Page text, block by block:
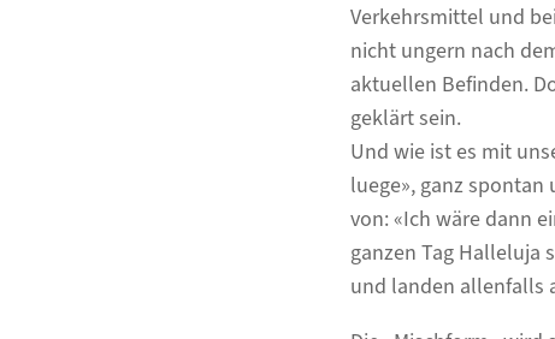
Verkehrsmittel und
nicht ungern nach
aktuellen Befinden.
geklärt sein.
Und wie ist es mit
luege», ganz
von: «Ich wäre dann
ganzen Tag Halleluja
und landen allenfalls